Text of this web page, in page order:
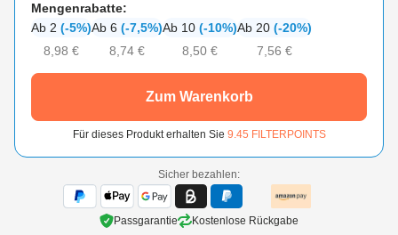
Mengenrabatte:
Ab 2 (-5%)
8,98 €
Ab 6 (-7,5%)
8,74 €
Ab 10 (-10%)
8,50 €
Ab 20 (-20%)
7,56 €
Zum Warenkorb
Für dieses Produkt erhalten Sie 9.45 FILTERPOINTS
Sicher bezahlen:
Passgarantie Kostenlose Rückgabe